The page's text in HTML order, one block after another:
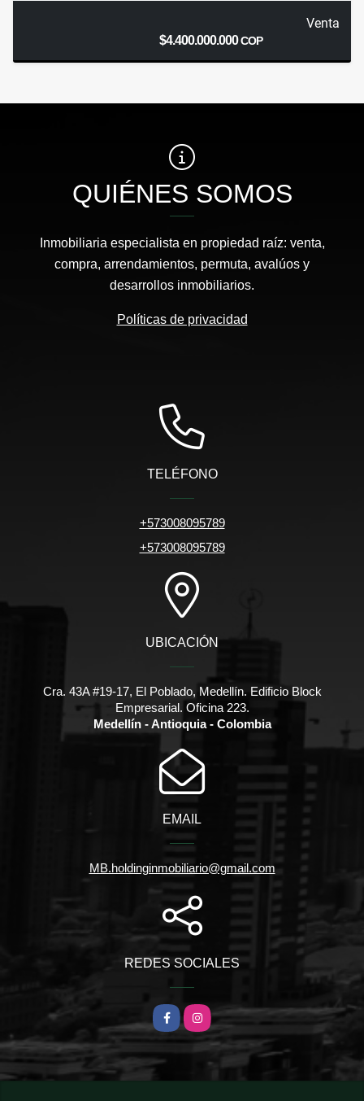
Venta
$4.400.000.000COP
QUIÉNES SOMOS
Inmobiliaria especialista en propiedad raíz: venta,
compra, arrendamientos, permuta, avalúos y
desarrollos inmobiliarios.
Políticas de privacidad
TELÉFONO
+573008095789
+573008095789
UBICACIÓN
Cra. 43A #19-17, El Poblado, Medellín. Edificio Block
Empresarial. Oficina 223.
Medellín - Antioquia - Colombia
EMAIL
MB.holdinginmobiliario@gmail.com
REDES SOCIALES
FacebookInstagram